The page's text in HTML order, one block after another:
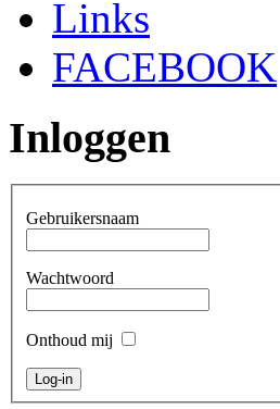
Links
FACEBOOK
Inloggen
Gebruikersnaam
Wachtwoord
Onthoud mij